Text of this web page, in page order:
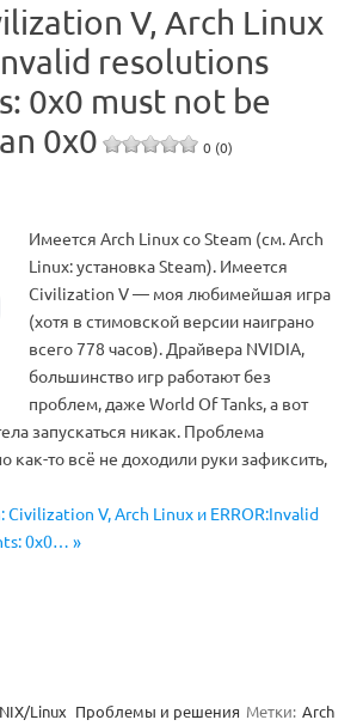
V, Arch Linux
resolutions
0x0 must not be
0x0
0 (0)
Имеется Arch Linux со Steam (см. Arch
Linux: установка Steam). Имеется
Civilization V — моя любимейшая игра
(хотя в стимовской версии наиграно
всего 778 часов). Драйвера NVIDIA,
большинство игр работают без
проблем, даже World Of Tanks, а вот
запускаться никак. Проблема
как-то всё не доходили руки зафиксить,
Civilization V, Arch Linux и ERROR:Invalid
0x0… »
Linux Проблемы и решения Метки: Arch